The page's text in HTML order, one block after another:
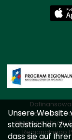
„Modernizacja
drugiego obrotu
Regionalnego
Unsere Website
statistischen
dass sie auf